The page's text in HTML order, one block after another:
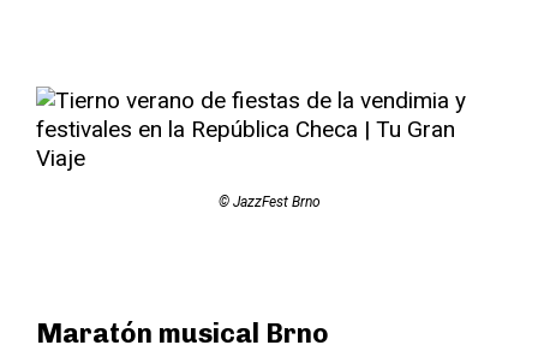
© JazzFest Brno
Maratón musical Brno